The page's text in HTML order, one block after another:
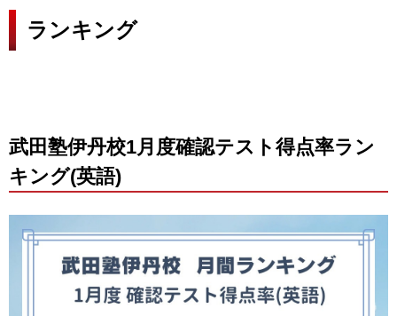
ランキング
武田塾伊丹校1月度確認テスト得点率ラン
キング(英語)